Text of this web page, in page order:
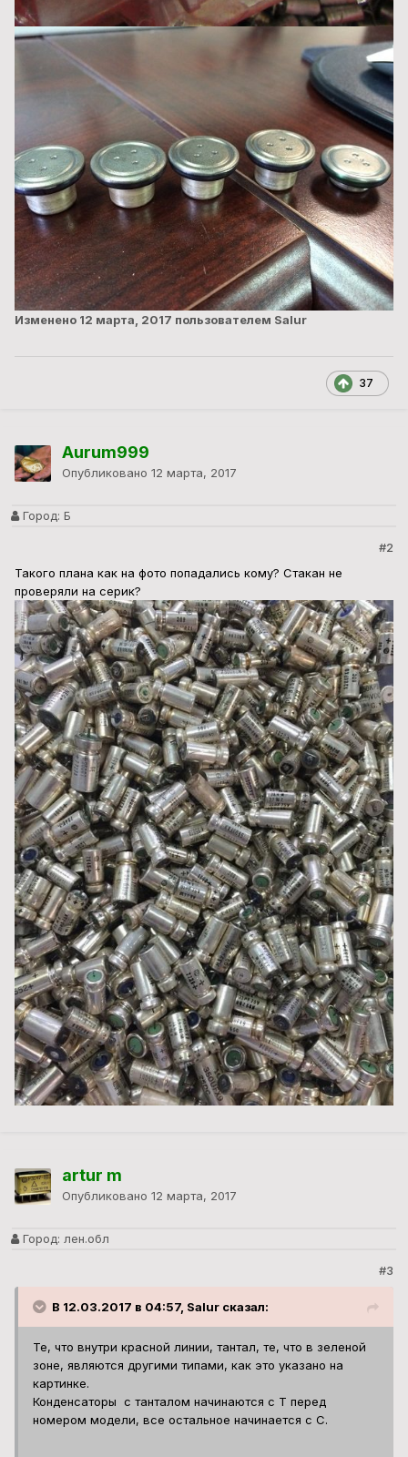
Изменено 12 марта, 2017 пользователем Salur
37
Aurum999
Опубликовано 12 марта, 2017
Город: Б
#2
Такого плана как на фото попадались кому? Стакан не
проверяли на серик?
artur m
Опубликовано 12 марта, 2017
Город: лен.обл
#3
В 12.03.2017 в 04:57, Salur сказал:
Те, что внутри красной линии, тантал, те, что в зеленой
зоне, являются другими типами, как это указано на
картинке.
Конденсаторы с танталом начинаются с T перед
номером модели, все остальное начинается с C.